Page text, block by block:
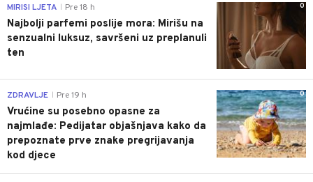
0
MIRISI LJETA Pre 18 h
Najbolji parfemi poslije mora: Mirišu na
senzualni luksuz, savršeni uz preplanuli
ten
0
ZDRAVLJE Pre 19 h
Vrućine su posebno opasne za
najmlađe: Pedijatar objašnjava kako da
prepoznate prve znake pregrijavanja
kod djece